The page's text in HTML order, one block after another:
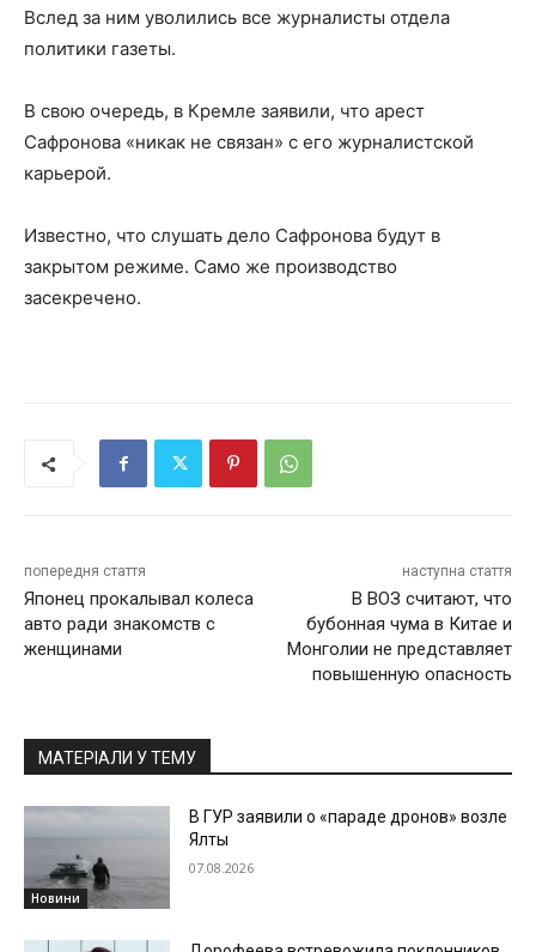
Вслед за ним уволились все журналисты отдела
политики газеты.
В свою очередь, в Кремле заявили, что арест
Сафронова «никак не связан» с его журналистской
карьерой.
Известно, что слушать дело Сафронова будут в
закрытом режиме. Само же производство
засекречено.
попередня стаття
Японец прокалывал колеса
авто ради знакомств с
женщинами
наступна стаття
В ВОЗ считают, что
бубонная чума в Китае и
Монголии не представляет
повышенную опасность
МАТЕРІАЛИ У ТЕМУ
Новини
В ГУР заявили о «параде дронов» возле
Ялты
07.08.2026